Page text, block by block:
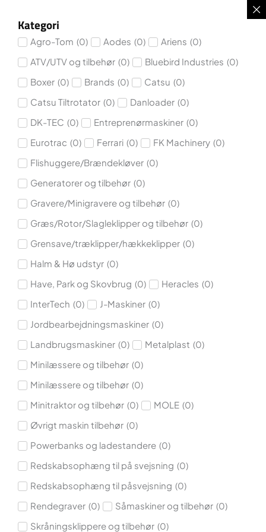
Kategori
Agro-Tom (0) Aodes (0) Ariens (0)
ATV/UTV og tilbehør (0) Bluebird Industries (0)
Boxer (0) Brands (0) Catsu (0)
Catsu Tiltrotator​ (0) Danloader (0)
DK-TEC (0) Entreprenørmaskiner (0)
Eurotrac (0) Ferrari (0) FK Machinery (0)
Flishuggere/Brændekløver (0)
Generatorer og tilbehør (0)
Gravere/Minigravere og tilbehør (0)
Græs/Rotor/Slagleklipper og tilbehør (0)
Grensave/træklipper/hækkeklipper (0)
Halm & Hø udstyr (0)
Have, Park og Skovbrug (0) Heracles (0)
InterTech (0) J-Maskiner (0)
Jordbearbejdningsmaskiner (0)
Landbrugsmaskiner (0) Metalplast (0)
Minilæssere og tilbehør (0)
Minilæssere og tilbehør (0)
Minitraktor og tilbehør (0) MOLE (0)
Øvrigt maskin tilbehør (0)
Powerbanks og ladestandere (0)
Redskabsophæng til på svejsning (0)
Redskabsophæng til påsvejsning (0)
Rendegraver (0) Såmaskiner og tilbehør (0)
Skråningsklippere og tilbehør (0)